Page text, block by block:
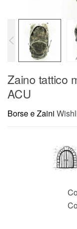
Zaino tattico
ACU
Borse e Zaini